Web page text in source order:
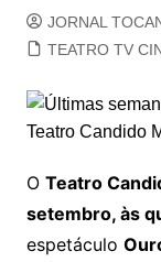
JORNAL
TEATRO TV
O Teatro
setembro, às
espetáculo